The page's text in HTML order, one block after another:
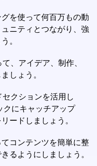
を使って何百万もの動
ニティとつながり、強
。
、アイデア、制作、
しょう。
クションを活用し
クにキャッチアップ
ードしましょう。
コンテンツを簡単に整
るようにしましょう。